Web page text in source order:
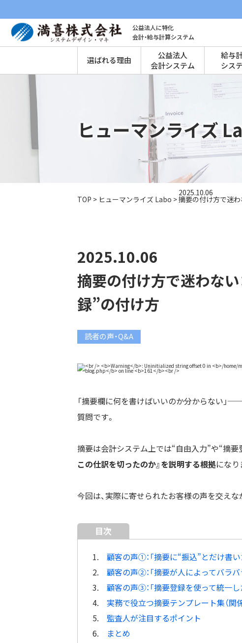
公益法人に特化
会計・給与計算システム
選ばれる理由
公益法人
会計システム
給与
シス
ヒューマンライズ
TOP > ヒューマンライズ Labo >
2025.10.06
摘要の付け方で迷
2025.10.06
摘要の付け方で迷わな
録”の付け方
読者の声・Q&A
「摘要欄に何を書けばいいのか分からない」
質問です。
摘要は会計システム上では“自由入力”や“摘要
この仕訳を切ったのか』を説明する根拠になり
今回は、実際に寄せられたお客様の声を交え
目次
1. 顧客の声①：「摘要に“振込”とだけ書
2. 顧客の声②：「摘要が人によってバラバ
3. 顧客の声③：「摘要登録を使って統一し
4. 実務で役立つ摘要テンプレート集（関
5. 監査人が注目するポイント
6.
まとめ